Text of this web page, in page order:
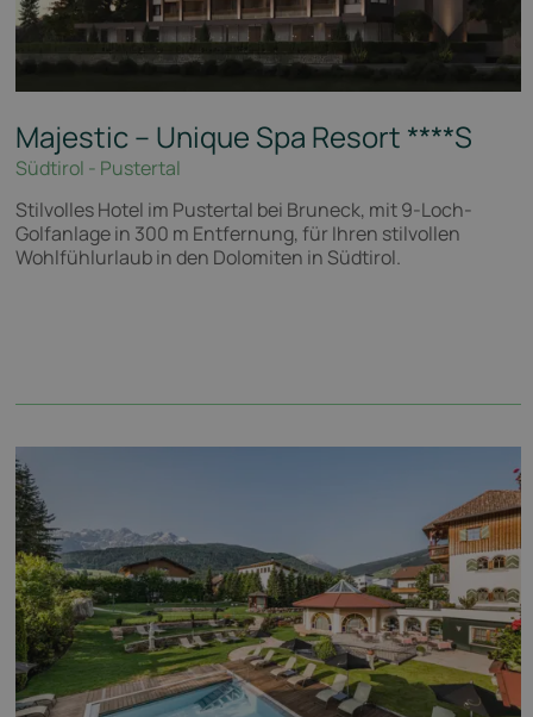
Majestic – Unique Spa Resort ****S
Südtirol - Pustertal
Stilvolles Hotel im Pustertal bei Bruneck, mit 9-Loch-
Golfanlage in 300 m Entfernung, für Ihren stilvollen
Wohlfühlurlaub in den Dolomiten in Südtirol.